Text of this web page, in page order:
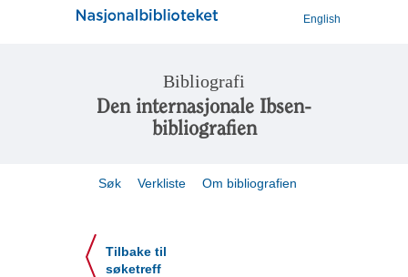
English
Bibliografi
Den internasjonale Ibsen-
bibliografien
Søk Verkliste Om bibliografien
Tilbake til
søketreff